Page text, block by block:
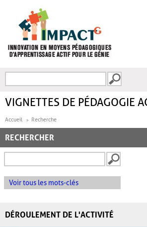
FORMULAIRE DE
VIGNETTES DE PÉDAGOGIE
Accueil Recherche
RECHERCHER
Voir tous les mots-clés
DÉROULEMENT DE L'ACTIVITÉ